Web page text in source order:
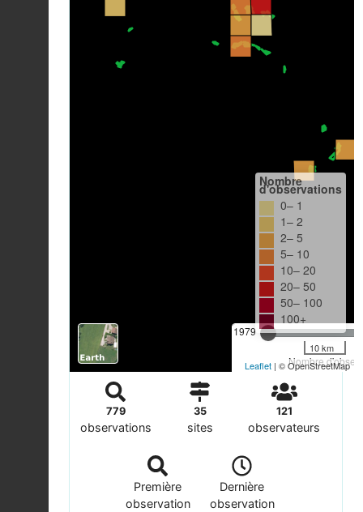
1979
Nombre
Nombre
d'observations
0– 1
1– 2
2– 5
5– 10
10– 20
20– 50
50– 100
100+
10 km
Leaflet | © OpenStreetMap
779
observations
35
sites
121
observateurs
Première
observation
Dernière
observation